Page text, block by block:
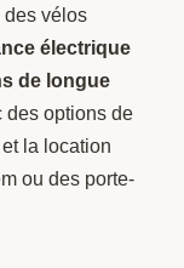
des vélos
électrique
de longue
des options de
la location
ou des porte-